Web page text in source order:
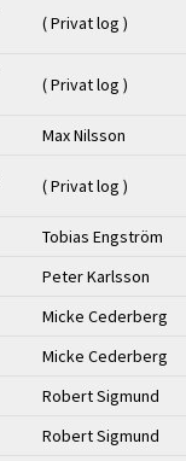
( Privat log )
( Privat log )
Max Nilsson
( Privat log )
Tobias Engström
Peter Karlsson
Micke Cederberg
Micke Cederberg
Robert Sigmund
Robert Sigmund